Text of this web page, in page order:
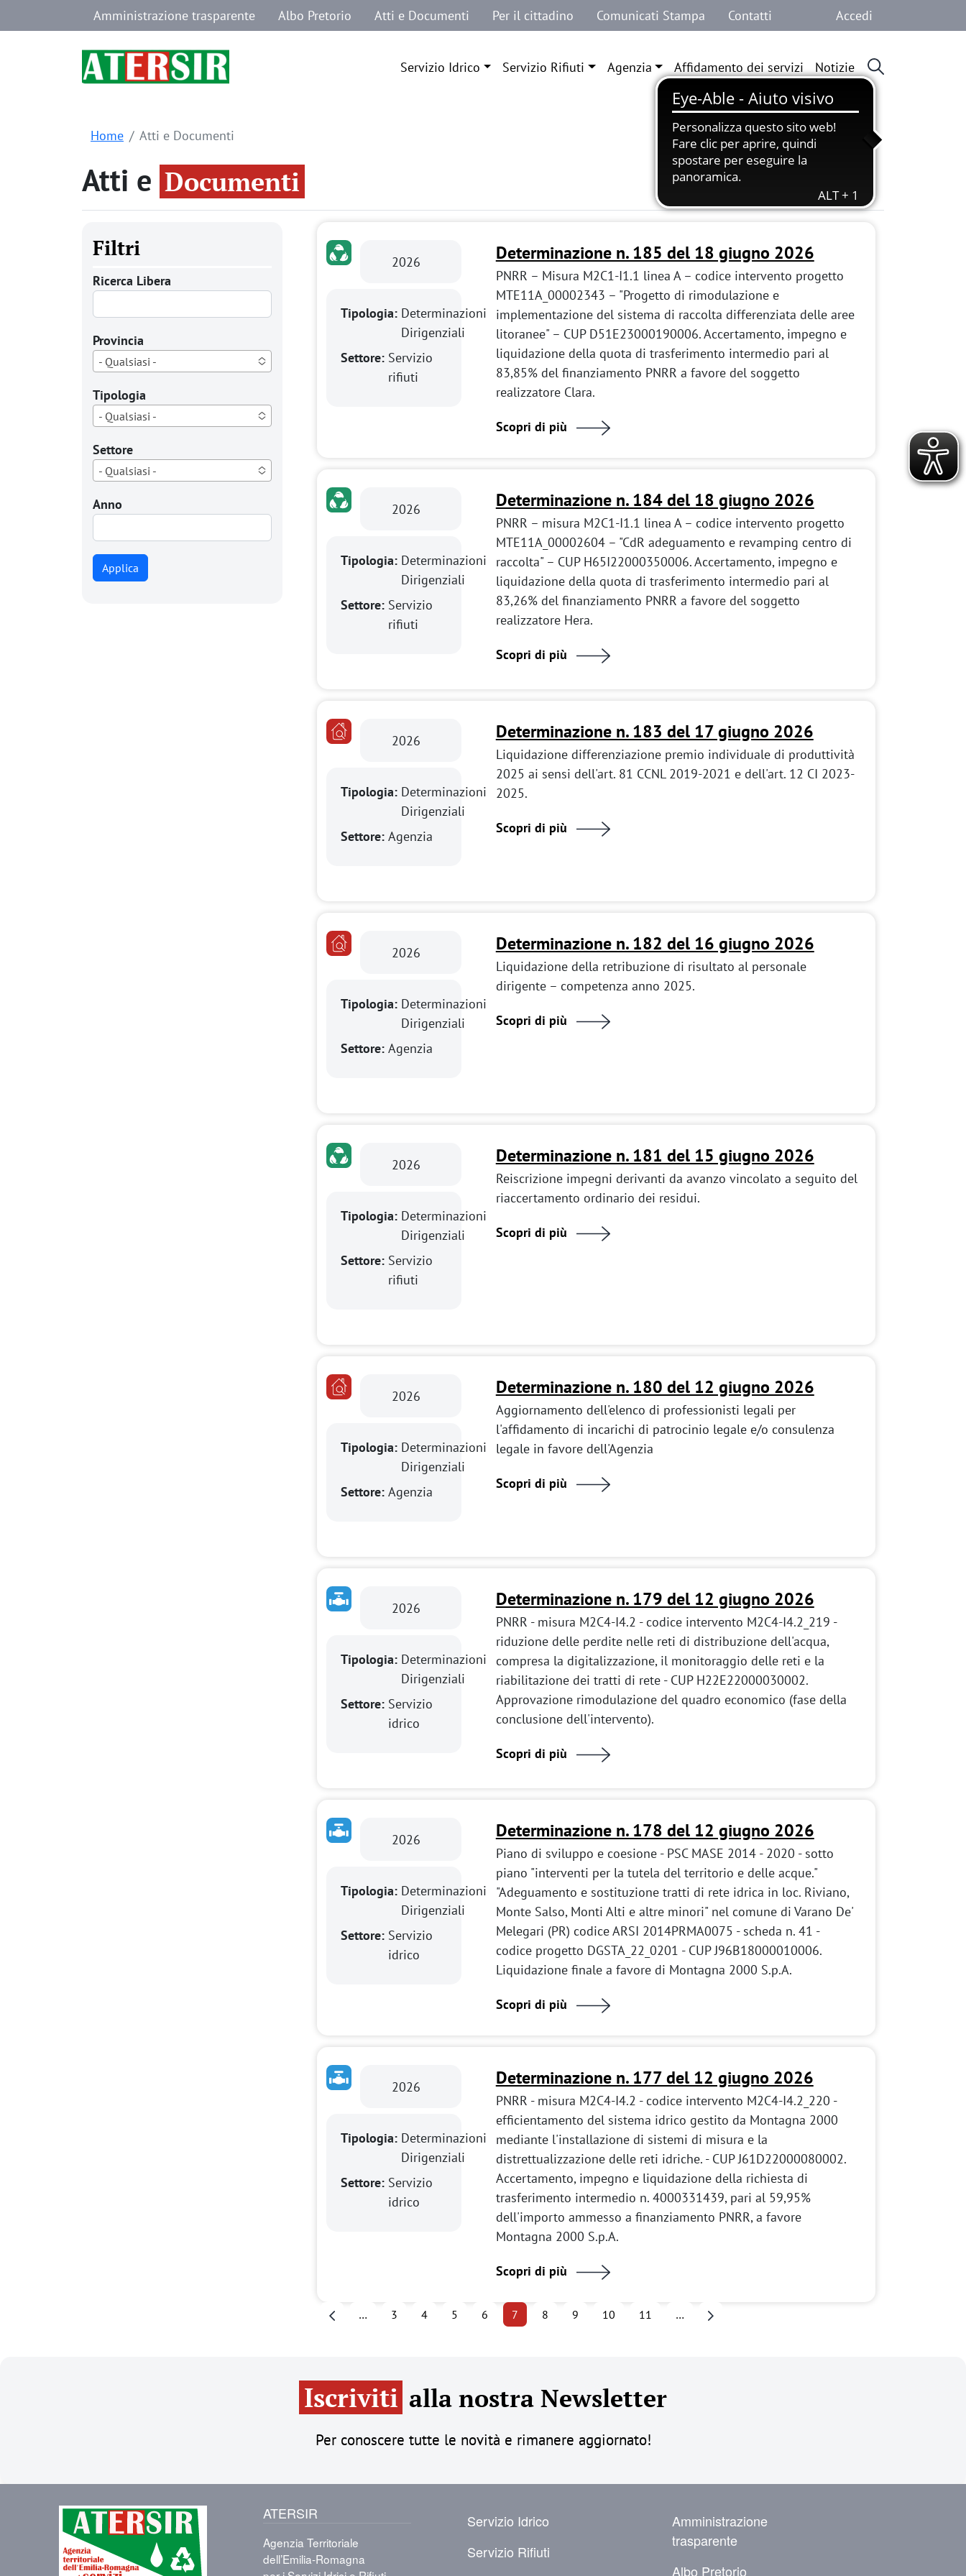
Salta al contenuto principaleNavigazione secondaria
Amministrazione trasparente Albo Pretorio Atti e Documenti Per il cittadino Comunicati Stampa Contatti Menu profilo
Accedi
Navigazione principale
Servizio Idrico Servizio Rifiuti Agenzia Affidamento dei servizi Notizie
Home Atti e Documenti
Atti e Documenti
Filtri
Ricerca Libera
Provincia
- Qualsiasi -
Tipologia
- Qualsiasi -
Settore
- Qualsiasi -
Anno
Applica
2026
Tipologia: Determinazioni
Dirigenziali
Settore: Servizio
rifiuti
Determinazione n. 185 del 18 giugno 2026
PNRR – Misura M2C1-I1.1 linea A – codice intervento progetto
MTE11A_00002343 – "Progetto di rimodulazione e
implementazione del sistema di raccolta differenziata delle aree
litoranee" – CUP D51E23000190006. Accertamento, impegno e
liquidazione della quota di trasferimento intermedio pari al
83,85% del finanziamento PNRR a favore del soggetto
realizzatore Clara.
Scopri di più
2026
Tipologia: Determinazioni
Dirigenziali
Settore: Servizio
rifiuti
Determinazione n. 184 del 18 giugno 2026
PNRR – misura M2C1-I1.1 linea A – codice intervento progetto
MTE11A_00002604 – "CdR adeguamento e revamping centro di
raccolta" – CUP H65I22000350006. Accertamento, impegno e
liquidazione della quota di trasferimento intermedio pari al
83,26% del finanziamento PNRR a favore del soggetto
realizzatore Hera.
Scopri di più
2026
Tipologia: Determinazioni
Dirigenziali
Settore: Agenzia
Determinazione n. 183 del 17 giugno 2026
Liquidazione differenziazione premio individuale di produttività
2025 ai sensi dell'art. 81 CCNL 2019-2021 e dell'art. 12 CI 2023-
2025.
Scopri di più
2026
Tipologia: Determinazioni
Dirigenziali
Settore: Agenzia
Determinazione n. 182 del 16 giugno 2026
Liquidazione della retribuzione di risultato al personale
dirigente – competenza anno 2025.
Scopri di più
2026
Tipologia: Determinazioni
Dirigenziali
Settore: Servizio
rifiuti
Determinazione n. 181 del 15 giugno 2026
Reiscrizione impegni derivanti da avanzo vincolato a seguito del
riaccertamento ordinario dei residui.
Scopri di più
2026
Tipologia: Determinazioni
Dirigenziali
Settore: Agenzia
Determinazione n. 180 del 12 giugno 2026
Aggiornamento dell'elenco di professionisti legali per
l'affidamento di incarichi di patrocinio legale e/o consulenza
legale in favore dell'Agenzia
Scopri di più
2026
Tipologia: Determinazioni
Dirigenziali
Settore: Servizio
idrico
Determinazione n. 179 del 12 giugno 2026
PNRR - misura M2C4-I4.2 - codice intervento M2C4-I4.2_219 -
riduzione delle perdite nelle reti di distribuzione dell'acqua,
compresa la digitalizzazione, il monitoraggio delle reti e la
riabilitazione dei tratti di rete - CUP H22E22000030002.
Approvazione rimodulazione del quadro economico (fase della
conclusione dell'intervento).
Scopri di più
2026
Tipologia: Determinazioni
Dirigenziali
Settore: Servizio
idrico
Determinazione n. 178 del 12 giugno 2026
Piano di sviluppo e coesione - PSC MASE 2014 - 2020 - sotto
piano "interventi per la tutela del territorio e delle acque."
"Adeguamento e sostituzione tratti di rete idrica in loc. Riviano,
Monte Salso, Monti Alti e altre minori" nel comune di Varano De'
Melegari (PR) codice ARSI 2014PRMA0075 - scheda n. 41 -
codice progetto DGSTA_22_0201 - CUP J96B18000010006.
Liquidazione finale a favore di Montagna 2000 S.p.A.
Scopri di più
2026
Tipologia: Determinazioni
Dirigenziali
Settore: Servizio
idrico
Determinazione n. 177 del 12 giugno 2026
PNRR - misura M2C4-I4.2 - codice intervento M2C4-I4.2_220 -
efficientamento del sistema idrico gestito da Montagna 2000
mediante l'installazione di sistemi di misura e la
distrettualizzazione delle reti idriche. - CUP J61D22000080002.
Accertamento, impegno e liquidazione della richiesta di
trasferimento intermedio n. 4000331439, pari al 59,95%
dell'importo ammesso a finanziamento PNRR, a favore
Montagna 2000 S.p.A.
Scopri di più
Paginazione
Pagina precedente
… 3 4 5 6 7 8 9 10 11 … Pagina successiva
Iscriviti alla nostra Newsletter
Per conoscere tutte le novità e rimanere aggiornato!
Immagine ATERSIR
Agenzia Territoriale
dell’Emilia-Romagna
Servizio Idrico
Servizio Rifiuti
Amministrazione
trasparente
Albo Pretorio